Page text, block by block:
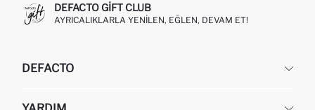
DEFACTO GIFT CLUB
AYRICALIKLARLA YENILEN, EĞLEN, DEVAM ET!
DEFACTO